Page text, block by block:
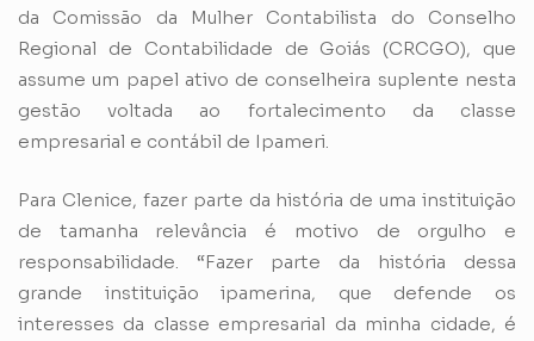
da Comissão da Mulher Contabilista do Conselho
Regional de Contabilidade de Goiás (CRCGO), que
assume um papel ativo de conselheira suplente nesta
gestão voltada ao fortalecimento da classe
empresarial e contábil de Ipameri.
Para Clenice, fazer parte da história de uma instituição
de tamanha relevância é motivo de orgulho e
responsabilidade. “Fazer parte da história dessa
grande instituição ipamerina, que defende os
interesses da classe empresarial da minha cidade, é